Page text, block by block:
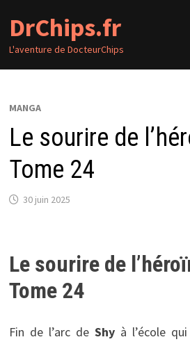
contenu
DrChips.fr
L'aventure de DocteurChips
MANGA
Le sourire de
Tome 24
30 juin 2025
Le sourire de
Tome 24
Fin de l’arc de Shy à l’école